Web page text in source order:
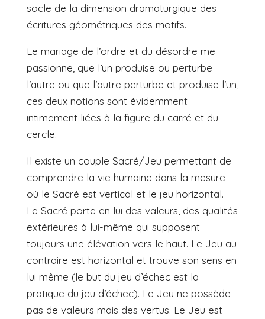
socle de la dimension dramaturgique des
écritures géométriques des motifs.
Le mariage de l’ordre et du désordre me
passionne, que l’un produise ou perturbe
l’autre ou que l’autre perturbe et produise l’un,
ces deux notions sont évidemment
intimement liées à la figure du carré et du
cercle.
Il existe un couple Sacré/Jeu permettant de
comprendre la vie humaine dans la mesure
où le Sacré est vertical et le jeu horizontal.
Le Sacré porte en lui des valeurs, des qualités
extérieures à lui-même qui supposent
toujours une élévation vers le haut. Le Jeu au
contraire est horizontal et trouve son sens en
lui même (le but du jeu d’échec est la
pratique du jeu d’échec). Le Jeu ne possède
pas de valeurs mais des vertus. Le Jeu est